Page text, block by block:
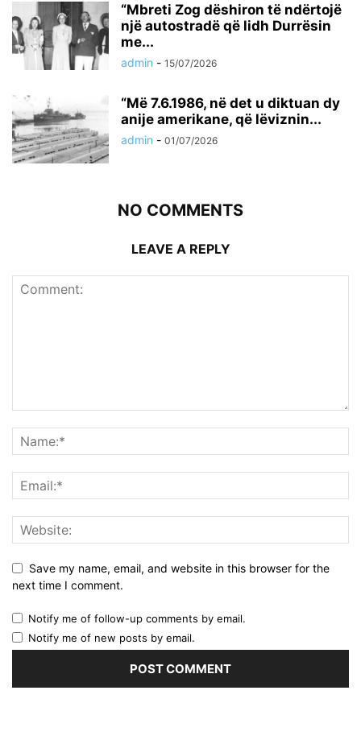
“Mbreti Zog dëshiron të ndërtojë
një autostradë që lidh Durrësin
me...
admin - 15/07/2026
“Më 7.6.1986, në det u diktuan dy
anije amerikane, që lëviznin...
admin - 01/07/2026
NO COMMENTS
LEAVE A REPLY
Save my name, email, and website in this browser for the
next time I comment.
Notify me of follow-up comments by email.
Notify me of new posts by email.